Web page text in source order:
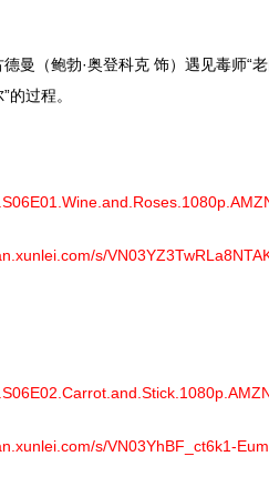
（鲍勃·奥登科克 饰）遇见毒师“老
的过程。
s/
s/VN03YhBF_ct6k1-